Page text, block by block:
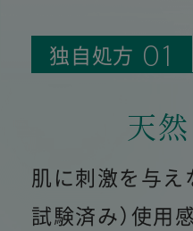
独自処方 01
天
肌に刺激を与え
試験済み）使用